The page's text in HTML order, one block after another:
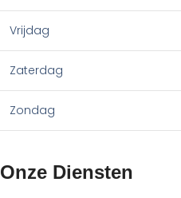
Vrijdag
Zaterdag
Zondag
Onze Diensten